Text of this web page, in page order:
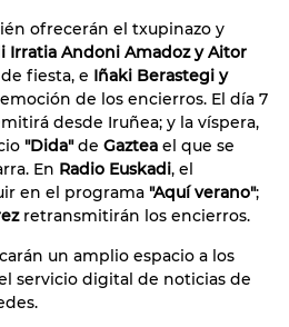
ofrecerán el txupinazo y
Irratia Andoni Amadoz y Aitor
fiesta, e Iñaki Berastegi y
de los encierros. El día 7
desde Iruñea; y la víspera,
"Dida"de Gaztea el que se
En Radio Euskadi, el
en el programa "Aquí verano";
retransmitirán los encierros.
un amplio espacio a los
servicio digital de noticias de